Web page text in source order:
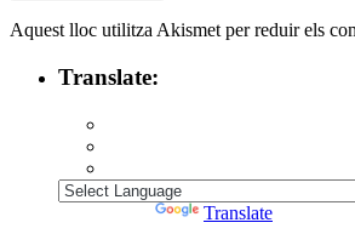
Aquest lloc utilitza Akismet per reduir els
Translate:
Translate